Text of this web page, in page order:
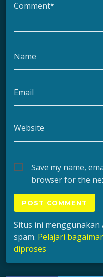
Comment*
Name
Email
Website
Save my name,
browser for the
Situs ini
spam. Pelajari
diproses